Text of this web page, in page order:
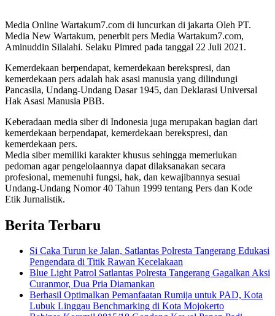
Media Online Wartakum7.com di luncurkan di jakarta Oleh PT.
Media New Wartakum, penerbit pers Media Wartakum7.com,
Aminuddin Silalahi. Selaku Pimred pada tanggal 22 Juli 2021.
Kemerdekaan berpendapat, kemerdekaan berekspresi, dan
kemerdekaan pers adalah hak asasi manusia yang dilindungi
Pancasila, Undang-Undang Dasar 1945, dan Deklarasi Universal
Hak Asasi Manusia PBB.
Keberadaan media siber di Indonesia juga merupakan bagian dari
kemerdekaan berpendapat, kemerdekaan berekspresi, dan
kemerdekaan pers.
Media siber memiliki karakter khusus sehingga memerlukan
pedoman agar pengelolaannya dapat dilaksanakan secara
profesional, memenuhi fungsi, hak, dan kewajibannya sesuai
Undang-Undang Nomor 40 Tahun 1999 tentang Pers dan Kode
Etik Jurnalistik.
Berita Terbaru
Si Caka Turun ke Jalan, Satlantas Polresta Tangerang Edukasi
Pengendara di Titik Rawan Kecelakaan
Blue Light Patrol Satlantas Polresta Tangerang Gagalkan Aksi
Curanmor, Dua Pria Diamankan
Berhasil Optimalkan Pemanfaatan Rumija untuk PAD, Kota
Lubuk Linggau Benchmarking di Kota Mojokerto